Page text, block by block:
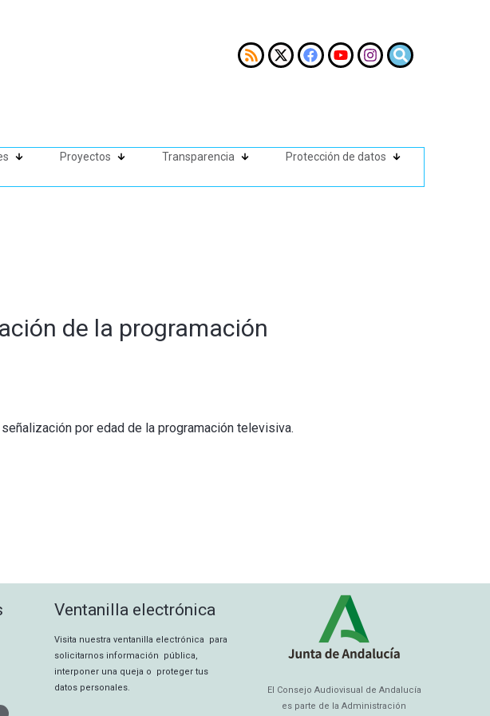
Proyectos Transparencia Protección de datos
de la programación
por edad de la programación televisiva.
Ventanilla electrónica
Visita nuestra ventanilla electrónica para
solicitarnos información pública,
interponer una queja o proteger tus
datos personales.
El Consejo Audiovisual de Andalucía
es parte de la Administración